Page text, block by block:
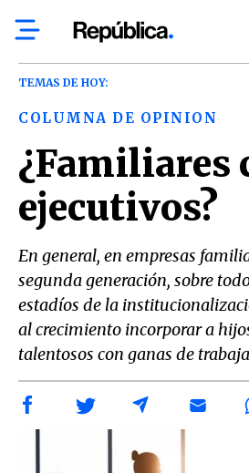
TEMAS DE HOY:
COLUMNA DE OPINION
¿Familiares
ejecutivos?
En general, en empresas
segunda generación, sobre
estadíos de la
al crecimiento incorporar a
talentosos con ganas de